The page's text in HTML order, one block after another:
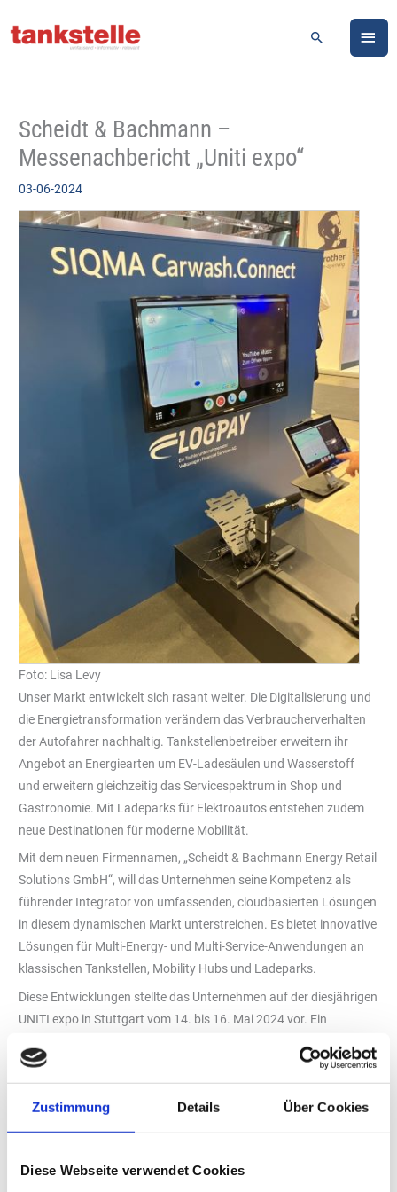
Zustimmung Details Über Cookies
Diese Webseite verwendet Cookies
Inhalt
Suchen
Scheidt & Bachmann –
Messenachbericht „Uniti expo“
03-06-2024
Foto: Lisa Levy
Unser Markt entwickelt sich rasant weiter. Die Digitalisierung und
die Energietransformation verändern das Verbraucherverhalten
der Autofahrer nachhaltig. Tankstellenbetreiber erweitern ihr
Angebot an Energiearten um EV-Ladesäulen und Wasserstoff
und erweitern gleichzeitig das Servicespektrum in Shop und
Gastronomie. Mit Ladeparks für Elektroautos entstehen zudem
neue Destinationen für moderne Mobilität.
Mit dem neuen Firmennamen, „Scheidt & Bachmann Energy Retail
Solutions GmbH“, will das Unternehmen seine Kompetenz als
führender Integrator von umfassenden, cloudbasierten Lösungen
in diesem dynamischen Markt unterstreichen. Es bietet innovative
Lösungen für Multi-Energy- und Multi-Service-Anwendungen an
klassischen Tankstellen, Mobility Hubs und Ladeparks.
Diese Entwicklungen stellte das Unternehmen auf der diesjährigen
UNITI expo in Stuttgart vom 14. bis 16. Mai 2024 vor. Ein
sowohl auf dem Messestand als auch in der Future Mobility
Lounge, präsentiert mit den Partnern ChargePoint und GP Joule
Connect. Besucher konnten sich insbesondere von den
Produkthighlights SIQMA PowerPay und SIQMA FlowMax.AI